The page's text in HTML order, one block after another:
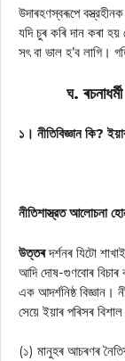
উদাৰহণস্বৰূপে
যদি চুৰ কৰি দান কৰা
সৎ বা ভাল হ’ব লাগি।
ঘ.
১। নীতিবিজ্ঞান কি?
নীতিশাস্ত্রত আলোচনা
উত্তৰদৰ্শনৰ যিটো
আদি দোষ-গুণবোৰ বিচাৰ
এক আদর্শনিষ্ঠ বিজ্ঞান।
সেয়ে ইয়াৰ পৰিসৰ
(১) মানুহৰ আচৰণৰ